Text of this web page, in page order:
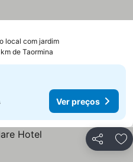
local com jardimVer preços
de Taormina
Ver preços
Partilhar